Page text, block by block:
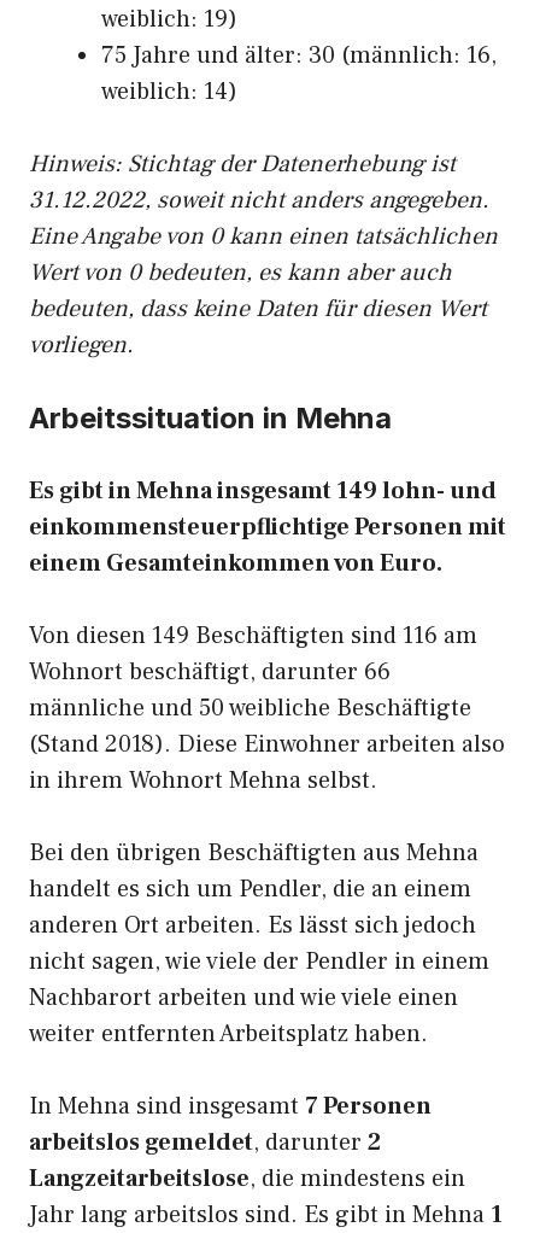
weiblich: 19)
75 Jahre und älter: 30 (männlich: 16,
weiblich: 14)
Hinweis: Stichtag der Datenerhebung ist
31.12.2022, soweit nicht anders angegeben.
Eine Angabe von 0 kann einen tatsächlichen
Wert von 0 bedeuten, es kann aber auch
bedeuten, dass keine Daten für diesen Wert
vorliegen.
Arbeitssituation in Mehna
Es gibt in Mehna insgesamt 149 lohn- und
einkommensteuerpflichtige Personen mit
einem Gesamteinkommen von Euro.
Von diesen 149 Beschäftigten sind 116 am
Wohnort beschäftigt, darunter 66
männliche und 50 weibliche Beschäftigte
(Stand 2018). Diese Einwohner arbeiten also
in ihrem Wohnort Mehna selbst.
Bei den übrigen Beschäftigten aus Mehna
handelt es sich um Pendler, die an einem
anderen Ort arbeiten. Es lässt sich jedoch
nicht sagen, wie viele der Pendler in einem
Nachbarort arbeiten und wie viele einen
weiter entfernten Arbeitsplatz haben.
In Mehna sind insgesamt 7 Personen
arbeitslos gemeldet, darunter 2
Langzeitarbeitslose, die mindestens ein
Jahr lang arbeitslos sind. Es gibt in Mehna 1